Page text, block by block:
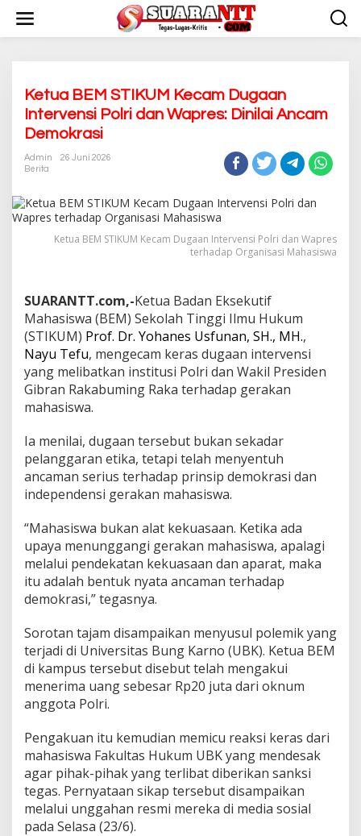
w
Ketua BEM STIKUM Kecam Dugaan
Intervensi Polri dan Wapres: Dinilai Ancam
Demokrasi
Admin
26 Juni 2026
Berita
‎Ketua BEM STIKUM Kecam Dugaan Intervensi Polri dan Wapres
terhadap Organisasi Mahasiswa
SUARANTT.com,-Ketua Badan Eksekutif
Mahasiswa (BEM) Sekolah Tinggi Ilmu Hukum
(STIKUM) Prof. Dr. Yohanes Usfunan, SH., MH.,
Nayu Tefu, mengecam keras dugaan intervensi
yang melibatkan institusi Polri dan Wakil Presiden
Gibran Rakabuming Raka terhadap gerakan
mahasiswa.
Ia menilai, dugaan tersebut bukan sekadar
pelanggaran etika, tetapi telah menyentuh
ancaman serius terhadap prinsip demokrasi dan
independensi gerakan mahasiswa.
“Mahasiswa bukan alat kekuasaan. Ketika ada
upaya menunggangi gerakan mahasiswa, apalagi
melalui pendekatan kekuasaan dan aparat, maka
itu adalah bentuk nyata ancaman terhadap
demokrasi,” tegasnya.
Sorotan tajam disampaikan menyusul polemik yang
terjadi di Universitas Bung Karno (UBK). Ketua BEM
di kampus tersebut disebut telah mengakui
menerima uang sebesar Rp20 juta dari oknum
anggota Polri.
Pengakuan itu kemudian memicu reaksi keras dari
mahasiswa Fakultas Hukum UBK yang mendesak
agar pihak-pihak yang terlibat diberikan sanksi
tegas. Pernyataan sikap tersebut disampaikan
melalui unggahan resmi mereka di media sosial
pada Selasa (23/6).